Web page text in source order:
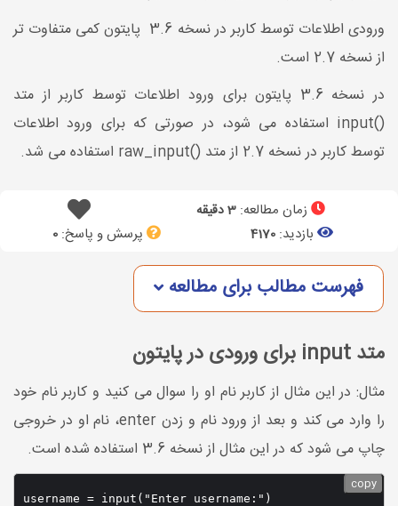
ورودی اطلاعات توسط کاربر در نسخه 3.6 پایتون کمی متفاوت تر
از نسخه 2.7 است.
در نسخه 3.6 پایتون برای ورود اطلاعات توسط کاربر از متد
()input استفاده می شود، در صورتی که برای ورود اطلاعات
توسط کاربر در نسخه 2.7 از متد ()raw_input استفاده می شد.
زمان مطالعه: 3 دقیقه
بازدید: 4170 پرسش و پاسخ:0
فهرست مطالب برای مطالعه
متد input برای ورودی در پایتون
مثال: در این مثال از کاربر نام او را سوال می کنید و کاربر نام خود
را وارد می کند و بعد از ورود نام و زدن enter، نام او در خروجی
چاپ می شود که در این مثال از نسخه 3.6 استفاده شده است.
username = input("Enter username:")
copy